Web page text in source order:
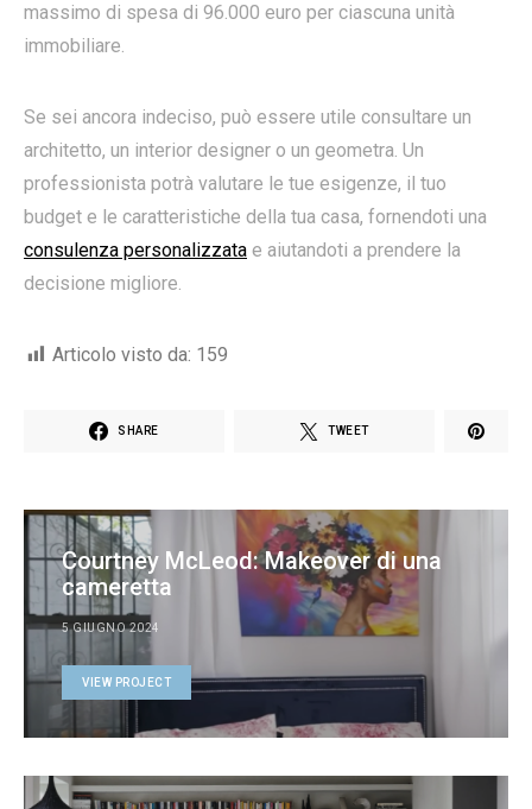
massimo di spesa di 96.000 euro per ciascuna unità
immobiliare.
Se sei ancora indeciso, può essere utile consultare un
architetto, un interior designer o un geometra. Un
professionista potrà valutare le tue esigenze, il tuo
budget e le caratteristiche della tua casa, fornendoti una
consulenza personalizzata e aiutandoti a prendere la
decisione migliore.
Articolo visto da: 159
SHARE TWEET
Courtney McLeod: Makeover di una
cameretta
5 GIUGNO 2024
VIEW PROJECT